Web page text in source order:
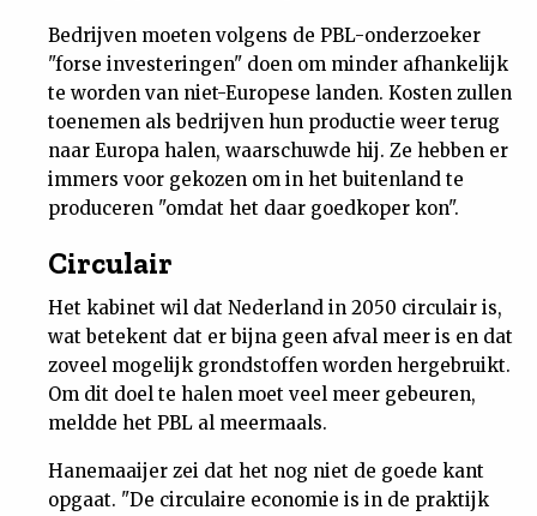
Bedrijven moeten volgens de PBL-onderzoeker
"forse investeringen" doen om minder afhankelijk
te worden van niet-Europese landen. Kosten zullen
toenemen als bedrijven hun productie weer terug
naar Europa halen, waarschuwde hij. Ze hebben er
immers voor gekozen om in het buitenland te
produceren "omdat het daar goedkoper kon".
Circulair
Het kabinet wil dat Nederland in 2050 circulair is,
wat betekent dat er bijna geen afval meer is en dat
zoveel mogelijk grondstoffen worden hergebruikt.
Om dit doel te halen moet veel meer gebeuren,
meldde het PBL al meermaals.
Hanemaaijer zei dat het nog niet de goede kant
opgaat. "De circulaire economie is in de praktijk